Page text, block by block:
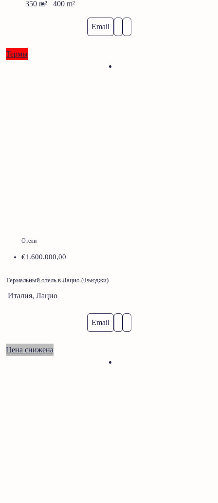
350 m² 400 m²
Email
Термы
Отели
€1.600.000,00
Термальный отель в Лацио (Фьюджи)
Италия, Лацио
Email
Цена снижена